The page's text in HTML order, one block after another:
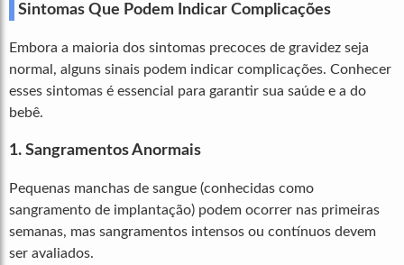
Sintomas Que Podem Indicar Complicações
Embora a maioria dos sintomas precoces de gravidez seja
normal, alguns sinais podem indicar complicações. Conhecer
esses sintomas é essencial para garantir sua saúde e a do
bebê.
1. Sangramentos Anormais
Pequenas manchas de sangue (conhecidas como
sangramento de implantação) podem ocorrer nas primeiras
semanas, mas sangramentos intensos ou contínuos devem
ser avaliados.